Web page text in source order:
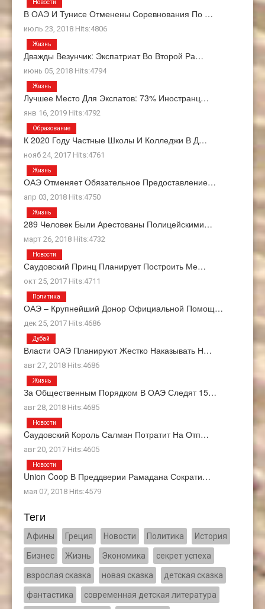
В ОАЭ И Тунисе Отменены Соревнования По …
июль 23, 2018 Hits:4806
Новости
Дважды Везунчик: Экспатриат Во Второй Ра…
июнь 05, 2018 Hits:4794
Жизнь
Лучшее Место Для Экспатов: 73% Иностранц…
янв 16, 2019 Hits:4792
Жизнь
К 2020 Году Частные Школы И Колледжи В Д…
нояб 24, 2017 Hits:4761
Образование
ОАЭ Отменяет Обязательное Предоставление…
апр 03, 2018 Hits:4750
Жизнь
289 Человек Были Арестованы Полицейскими…
март 26, 2018 Hits:4732
Жизнь
Саудовский Принц Планирует Построить Ме…
окт 25, 2017 Hits:4711
Новости
ОАЭ – Крупнейший Донор Официальной Помощ…
дек 25, 2017 Hits:4686
Политика
Власти ОАЭ Планируют Жестко Наказывать Н…
авг 27, 2018 Hits:4686
Дубай
За Общественным Порядком В ОАЭ Следят 15…
авг 28, 2018 Hits:4685
Жизнь
Cаудовский Король Салман Потратит На Отп…
авг 20, 2017 Hits:4605
Новости
Union Coop В Преддверии Рамадана Сократи…
мая 07, 2018 Hits:4579
Новости
Теги
Афины Греция Новости Политика История
Бизнес Жизнь Экономика секрет успеха
взрослая сказка новая сказка детская сказка
фантастика современная детская литература